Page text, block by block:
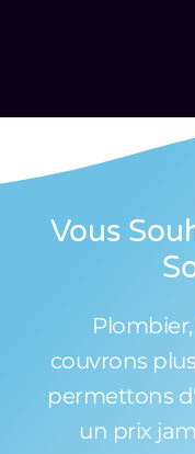
Vous
Plombier,
couvrons
permettons
un prix